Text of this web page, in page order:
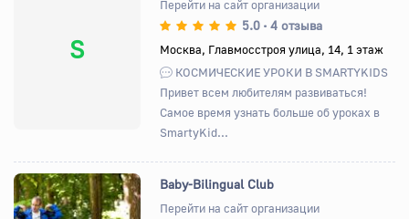
S
Перейти на сайт организации
5.0 • 4 отзыва
Москва, Главмосстроя улица, 14, 1 этаж
КОСМИЧЕСКИЕ УРОКИ В SMARTYKIDS
Привет всем любителям развиваться! ‍ ️
Самое время узнать больше об уроках в
SmartyKid...
Baby-Bilingual Club
Перейти на сайт организации